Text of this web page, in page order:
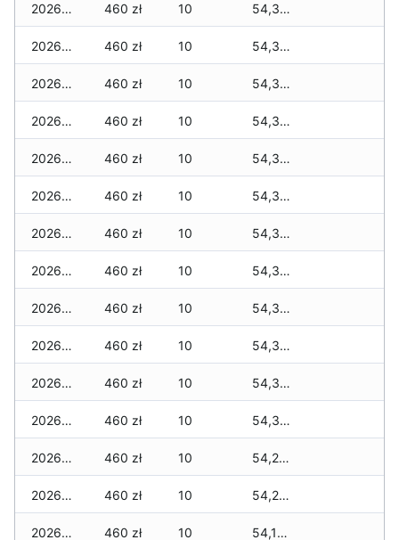
2026-03-02 460 zł 10 54,380 zł
2026-03-01 460 zł 10 54,365 zł
2026-02-27 460 zł 10 54,365 zł
2026-02-26 460 zł 10 54,365 zł
2026-02-25 460 zł 10 54,365 zł
2026-02-24 460 zł 10 54,365 zł
2026-02-23 460 zł 10 54,365 zł
2026-02-22 460 zł 10 54,350 zł
2026-02-21 460 zł 10 54,300 zł
2026-02-20 460 zł 10 54,300 zł
2026-02-19 460 zł 10 54,300 zł
2026-02-18 460 zł 10 54,300 zł
2026-02-17 460 zł 10 54,245 zł
2026-02-16 460 zł 10 54,245 zł
2026-02-15 460 zł 10 54,195 zł